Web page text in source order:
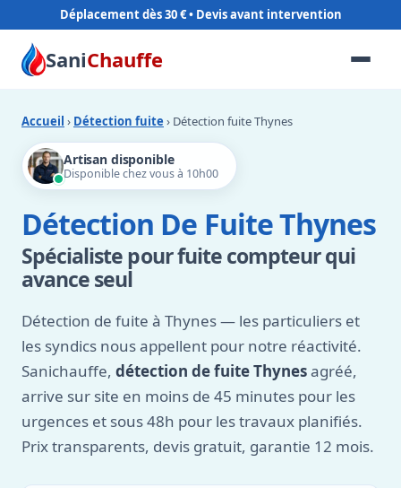
Déplacement dès 30 €
SaniChauffe
Accueil › Détection fuite › Détection fuite Thynes
Artisan disponible
Disponible chez vous à 10h00
Détection De Fuite Thynes
Spécialiste pour fuite compteur qui
avance seul
Détection de fuite à Thynes — les particuliers et
les syndics nous appellent pour notre réactivité.
Sanichauffe, détection de fuite Thynesagréé,
arrive sur site en moins de 45 minutes pour les
urgences et sous 48h pour les travaux planifiés.
Prix transparents, devis gratuit, garantie 12 mois.